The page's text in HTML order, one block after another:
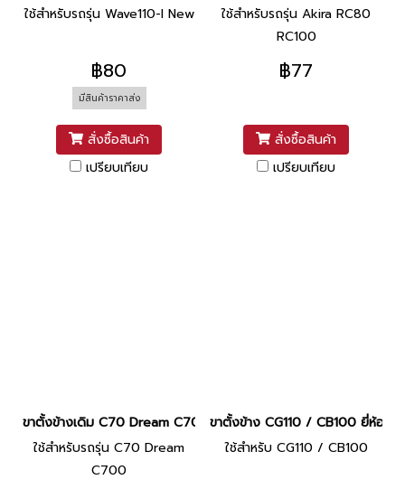
ใช้สำหรับรถรุ่น Wave110-I New
฿80
มีสินค้าราคาส่ง
สั่งซื้อสินค้า
เปรียบเทียบ
ใช้สำหรับรถรุ่น Akira RC80
RC100
฿77
สั่งซื้อสินค้า
เปรียบเทียบ
ขาตั้งข้างเดิม C70 Dream C700 หนา ยี่ห้อ CCP
ใช้สำหรับรถรุ่น C70 Dream
C700
ขาตั้งข้าง CG110 / CB100 ยี่ห้อ
ใช้สำหรับ CG110 / CB100